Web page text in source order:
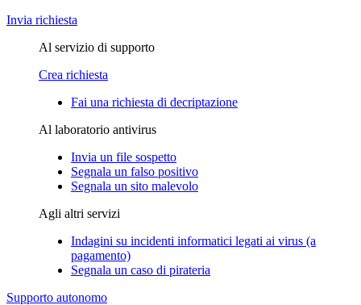
Invia richiesta
Al servizio di supporto
Crea richiesta
Fai una richiesta di decriptazione
Al laboratorio antivirus
Invia un file sospetto
Segnala un falso positivo
Segnala un sito malevolo
Agli altri servizi
Indagini su incidenti informatici legati ai virus (a
pagamento)
Segnala un caso di pirateria
Supporto autonomo